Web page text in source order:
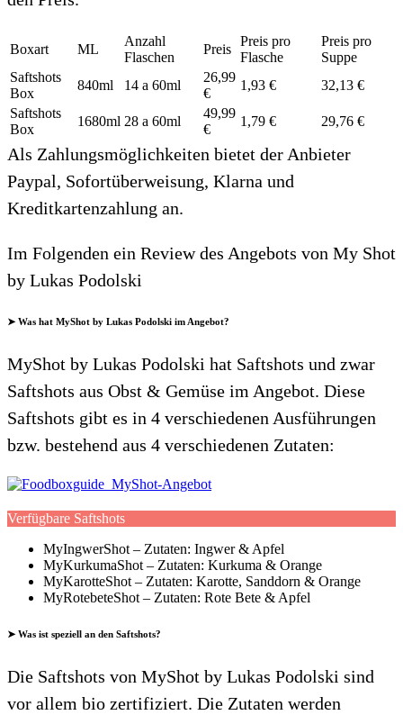
Boxart ML
Anzahl
Flaschen
Preis
Preis pro
Flasche
Preis pro
Suppe
Saftshots
Box
840ml 14 a 60ml
26,99
€
1,93 €
32,13 €
Saftshots
Box
1680ml 28 a 60ml
49,99
€
1,79 € 29,76 €
Als Zahlungsmöglichkeiten bietet der Anbieter
Paypal, Sofortüberweisung, Klarna und
Kreditkartenzahlung an.
Im Folgenden ein Review des Angebots von My Shot
by Lukas Podolski
➤ Was hat MyShot by Lukas Podolski im Angebot?
MyShot by Lukas Podolski hat Saftshots und zwar
Saftshots aus Obst & Gemüse im Angebot. Diese
Saftshots gibt es in 4 verschiedenen Ausführungen
bzw. bestehend aus 4 verschiedenen Zutaten:
Verfügbare Saftshots
MyIngwerShot – Zutaten: Ingwer & Apfel
MyKurkumaShot – Zutaten: Kurkuma & Orange
MyKarotteShot – Zutaten: Karotte, Sanddorn & Orange
MyRotebeteShot – Zutaten: Rote Bete & Apfel
➤ Was ist speziell an den Saftshots?
Die Saftshots von MyShot by Lukas Podolski sind
vor allem bio zertifiziert. Die Zutaten werden